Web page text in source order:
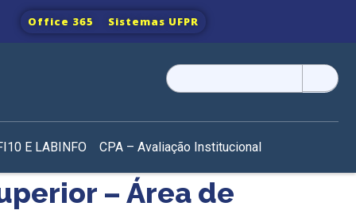
Office 365 Sistemas UFPR
Pesquisar
por:
E LABINFO CPA – Avaliação Institucional
– Área de